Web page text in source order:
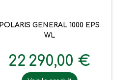
POLARIS GENERAL 1000 EPS
WL
22 290,00 €